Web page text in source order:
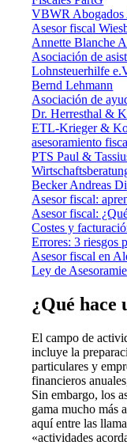
VBWR Abogados
Asesor fiscal
Annette Blanche
Asociación de
Lohnsteuerhilfe
Bernd Lehmann
Asociación de
Dr. Herresthal &
ETL-Krieger &
asesoramiento
PTS Paul &
Becker Andreas
Asesor fiscal:
Asesor fiscal:
Costes y
Errores: 3 riesgos
Asesor fiscal en
Ley de
¿Qué hace
El campo de
incluye la
particulares y
financieros
Sin embargo, los
gama mucho más
aquí entre las
«actividades